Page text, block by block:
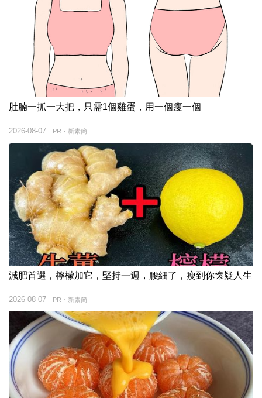
肚腩一抓一大把，只需1個雞蛋，用一個瘦一個
PR・新素簡
2026-08-07
減肥首選，檸檬加它，堅持一週，腰細了，瘦到你懷疑人生
PR・新素簡
2026-08-07